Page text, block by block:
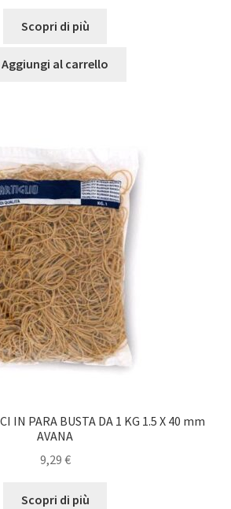
Scopri di più
Aggiungi al carrello
IN PARA BUSTA DA 1 KG 1.5 X 40 mm
AVANA
9,29 €
Scopri di più